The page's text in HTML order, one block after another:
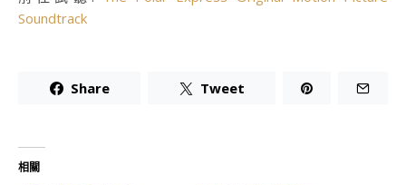
Soundtrack
Share Tweet
相關